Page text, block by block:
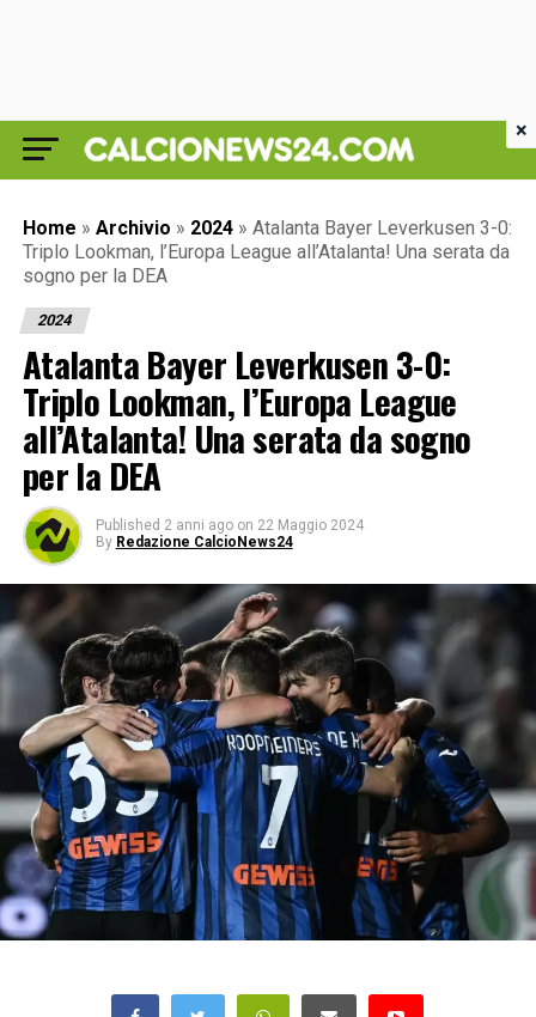
Home » Archivio » 2024 » Atalanta Bayer Leverkusen 3-0:
Triplo Lookman, l’Europa League all’Atalanta! Una serata da
sogno per la DEA
2024
Atalanta Bayer Leverkusen 3-0:
Triplo Lookman, l’Europa League
all’Atalanta! Una serata da sogno
per la DEA
Published 2 anni ago on 22 Maggio 2024
By Redazione CalcioNews24
×